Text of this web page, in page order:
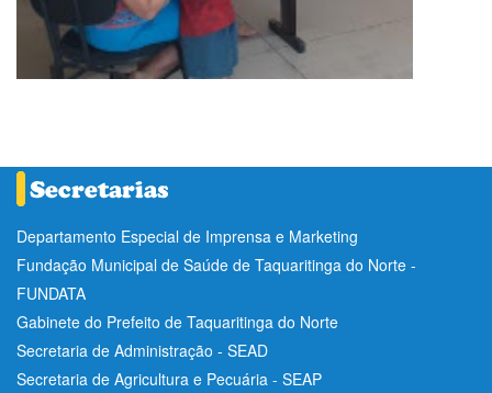
Departamento Especial de Imprensa e Marketing
Fundação Municipal de Saúde de Taquaritinga do Norte -
FUNDATA
Gabinete do Prefeito de Taquaritinga do Norte
Secretaria de Administração - SEAD
Secretaria de Agricultura e Pecuária - SEAP